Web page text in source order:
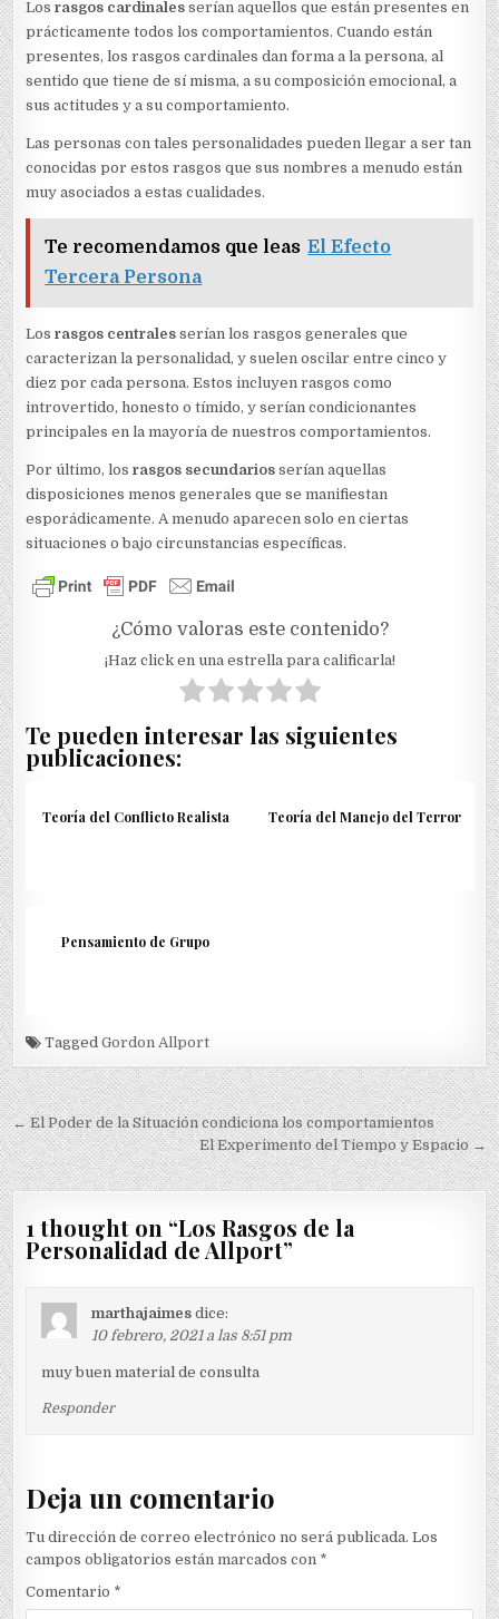
Losrasgos cardinales serían aquellos que están presentes en
prácticamente todos los comportamientos. Cuando están
presentes, los rasgos cardinales dan forma a la persona, al
sentido que tiene de sí misma, a su composición emocional, a
sus actitudes y a su comportamiento.
Las personas con tales personalidades pueden llegar a ser tan
conocidas por estos rasgos que sus nombres a menudo están
muy asociados a estas cualidades.
Te recomendamos que leas El Efecto
Tercera Persona
Losrasgos centrales serían los rasgos generales que
caracterizan la personalidad, y suelen oscilar entre cinco y
diez por cada persona. Estos incluyen rasgos como
introvertido, honesto o tímido, y serían condicionantes
principales en la mayoría de nuestros comportamientos.
Por último, losrasgos secundarios serían aquellas
disposiciones menos generales que se manifiestan
esporádicamente. A menudo aparecen solo en ciertas
situaciones o bajo circunstancias específicas.
¿Cómo valoras este contenido?
¡Haz click en una estrella para calificarla!
Te pueden interesar las siguientes
publicaciones:
Teoría del Conflicto Realista Teoría del Manejo del Terror
Pensamiento de Grupo
TaggedGordon Allport
Navegación
de
entradas
← El Poder de la Situación condiciona los comportamientos
El Experimento del Tiempo y Espacio →
1 thought on “Los Rasgos de la
Personalidad de Allport”
marthajaimes dice:
10 febrero, 2021 a las 8:51 pm
muy buen material de consulta
Responder
Deja un comentario
Tu dirección de correo electrónico no será publicada. Los
campos obligatorios están marcados con *
Comentario *